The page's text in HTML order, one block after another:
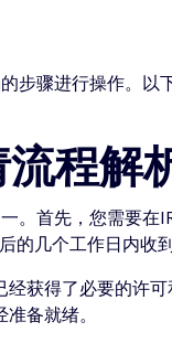
步骤进行操作。
流程解
首先，您需要在
几个工作日内收到
获得了必要的许
备就绪。